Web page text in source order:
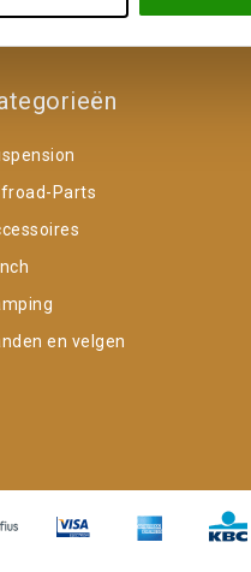
van specialisten
Parts
en velgen